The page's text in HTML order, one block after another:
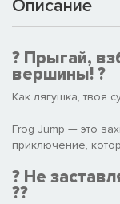
Описание
? Прыгай,
вершины! ?​
Как лягушка, твоя
Frog Jump — это
приключение,
? Не
??​